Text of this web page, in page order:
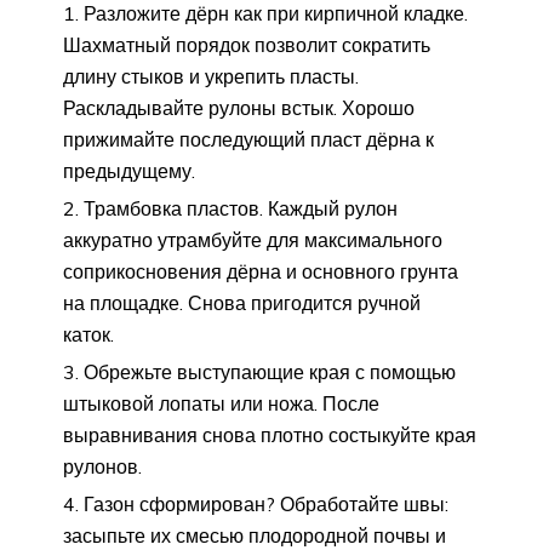
Разложите дёрн как при кирпичной кладке.
Шахматный порядок позволит сократить
длину стыков и укрепить пласты.
Раскладывайте рулоны встык. Хорошо
прижимайте последующий пласт дёрна к
предыдущему.
Трамбовка пластов. Каждый рулон
аккуратно утрамбуйте для максимального
соприкосновения дёрна и основного грунта
на площадке. Снова пригодится ручной
каток.
Обрежьте выступающие края с помощью
штыковой лопаты или ножа. После
выравнивания снова плотно состыкуйте края
рулонов.
Газон сформирован? Обработайте швы:
засыпьте их смесью плодородной почвы и